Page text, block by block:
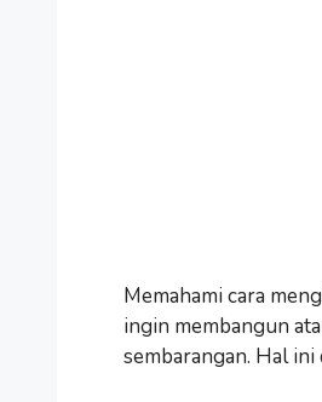
Memahami cara
ingin membangun
sembarangan. Hal